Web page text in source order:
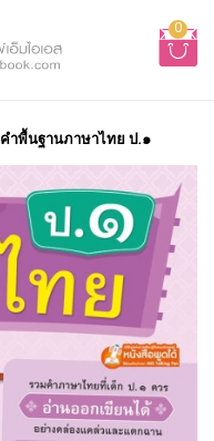
0
คำพื้นฐานภาษาไทย ป.๑